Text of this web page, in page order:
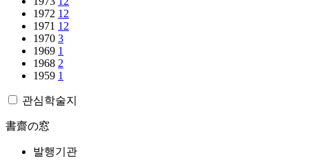
1972 12
1971 12
1970 3
1969 1
1968 2
1959 1
관심학술지
書齋の窓
발행기관